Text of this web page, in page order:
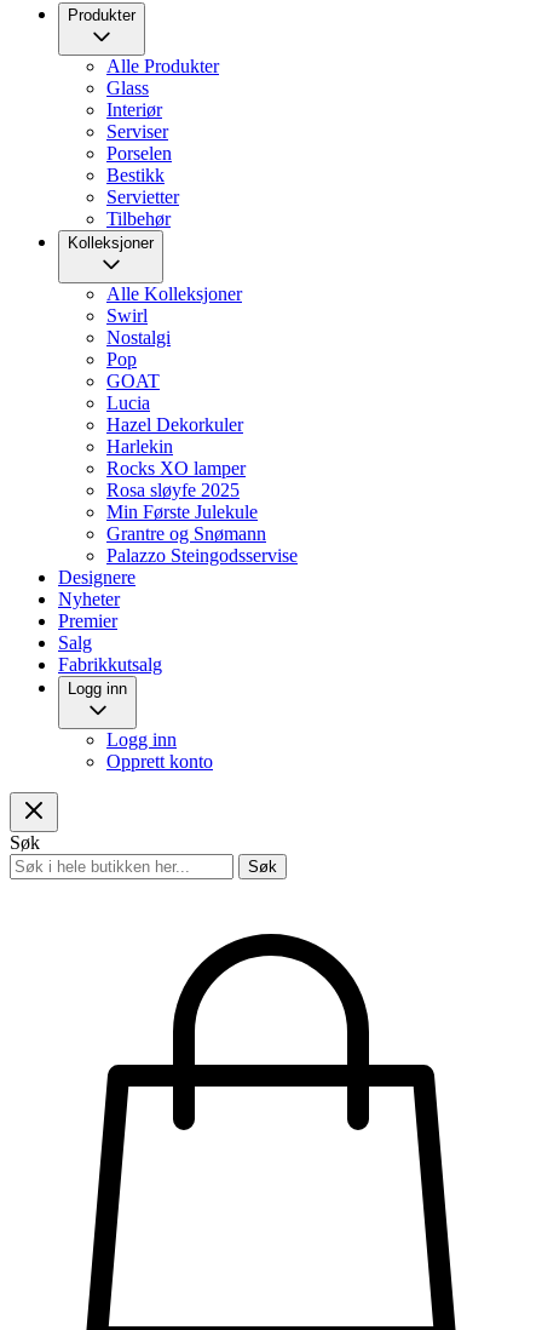
Produkter
Alle Produkter
Glass
Interiør
Serviser
Porselen
Bestikk
Servietter
Tilbehør
Kolleksjoner
Alle Kolleksjoner
Swirl
Nostalgi
Pop
GOAT
Lucia
Hazel Dekorkuler
Harlekin
Rocks XO lamper
Rosa sløyfe 2025
Min Første Julekule
Grantre og Snømann
Palazzo Steingodsservise
Designere
Nyheter
Premier
Salg
Fabrikkutsalg
Logg inn
Logg inn
Opprett konto
Søk
Søk